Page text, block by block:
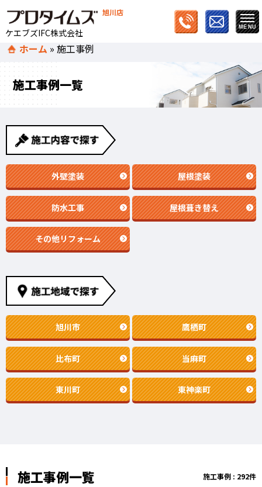
旭川店
ケエブズIFC株式会社
ホーム »施工事例
施工事例一覧
外壁塗装 屋根塗装
防水工事 屋根葺き替え
その他リフォーム
旭川市 鷹栖町
比布町 当麻町
東川町 東神楽町
施工事例一覧 施工事例 : 292件